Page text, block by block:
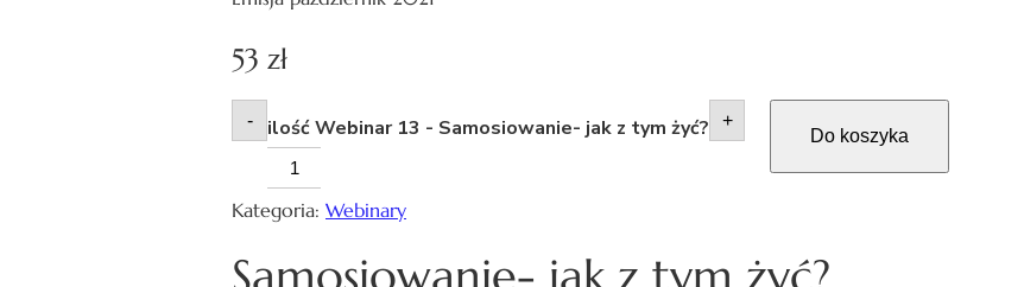
53 zł
- ilość Webinar 13 - Samosiowanie- jak z tym żyć? +
Do koszyka
Kategoria: Webinary